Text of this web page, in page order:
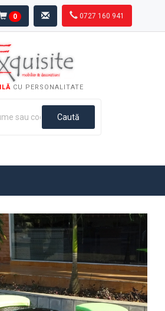
0 0727 160 941
CU PERSONALITATE